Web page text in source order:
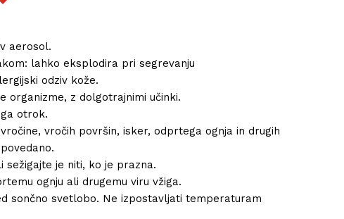
aerosol.
lahko eksplodira pri segrevanju
odziv kože.
organizme, z dolgotrajnimi učinki.
otrok.
vročih površin, isker, odprtega ognja in drugih
sežigajte je niti, ko je prazna.
ognju ali drugemu viru vžiga.
sončno svetlobo. Ne izpostavljati temperaturam